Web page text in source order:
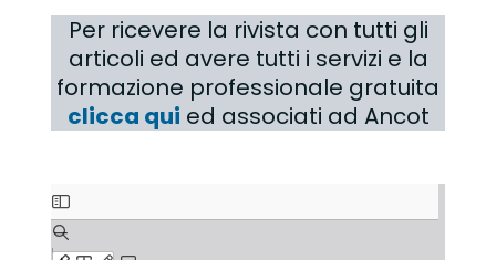
Per ricevere la rivista con tutti gli
articoli ed avere tutti i servizi e la
formazione professionale gratuita
clicca qui ed associati ad Ancot